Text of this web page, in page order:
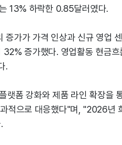
13% 하락한 0.85달러였다.
증가가 가격 인상과 신규 영업
32% 증가했다. 영업활동 현금
.
랫폼 강화와 제품 라인 확장을
적으로 대응했다"며, "2026년